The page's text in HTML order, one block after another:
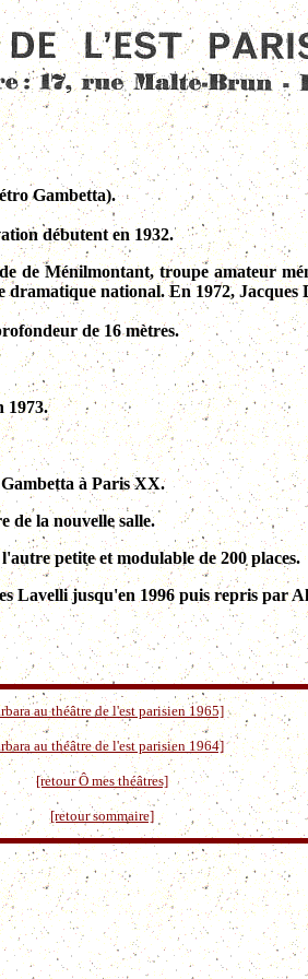
Gambetta).
débutent en 1932.
de Ménilmontant, troupe amateur
dramatique national. En 1972,
de 16 mètres.
1973.
à Paris XX.
de la nouvelle salle.
petite et modulable de 200 places.
Lavelli jusqu'en 1996 puis repris par
au théâtre de l'est parisien 1965]
au théâtre de l'est parisien 1964]
[retour Ô mes théâtres]
[retour sommaire]